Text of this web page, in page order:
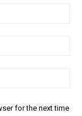
for the next time